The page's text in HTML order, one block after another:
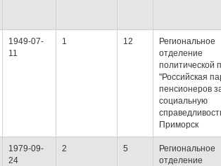
1949-07-
11
1 12
Региональное
отделение
политической
"Российская
пенсионеров
социальную
Приморск
1979-09-
24
2 5
Региональное
отделение